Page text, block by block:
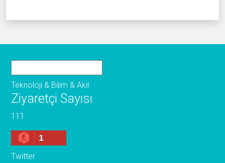
Teknoloji & Bilim & Akıl
Ziyaretçi Sayısı
111
1
Twitter